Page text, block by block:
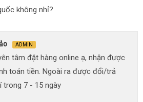
không nhỉ?
ADMIN
tâm đặt hàng online ạ, nhận được
toán tiền. Ngoài ra được đổi/trả
trong 7 - 15 ngày